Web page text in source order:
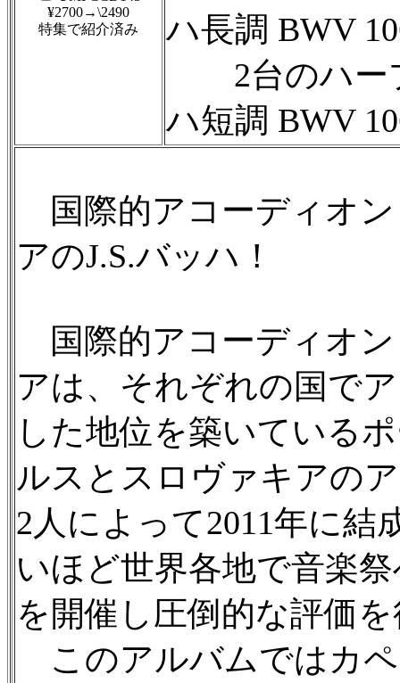
¥2700→\2490
特集で紹介済み
ハ長調 BWV
2台のハー
ハ短調 BWV
国際的アコーディオ
アのJ.S.バッハ！
国際的アコーディオ
アは、それぞれの国で
した地位を築いている
ルスとスロヴァキアの
2人によって2011年に結
いほど世界各地で音楽
を開催し圧倒的な評価
このアルバムではカ